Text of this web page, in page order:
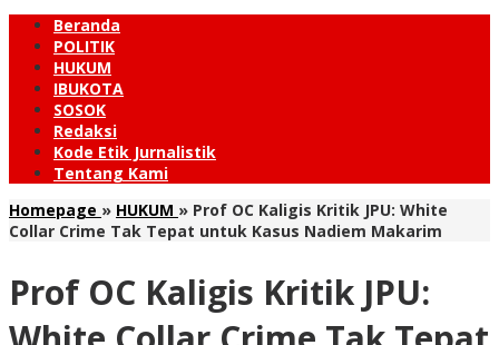
Beranda
POLITIK
HUKUM
IBUKOTA
SOSOK
Redaksi
Kode Etik Jurnalistik
Tentang Kami
Homepage » HUKUM » Prof OC Kaligis Kritik JPU: White
Collar Crime Tak Tepat untuk Kasus Nadiem Makarim
Prof OC Kaligis Kritik JPU: